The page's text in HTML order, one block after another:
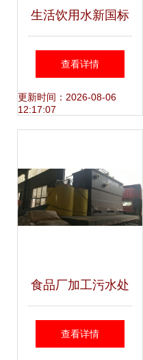
生活饮用水新国标
启用 膜技术推广迎
来新契机
查看详情
更新时间：2026-08-06
12:17:07
食品厂加工污水处
理设备价格探析及
查看详情